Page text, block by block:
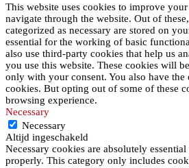
This website uses cookies to improve
navigate through the website. Out of
categorized as necessary are stored on
essential for the working of basic
also use third-party cookies that help us
you use this website. These cookies will
only with your consent. You also have
cookies. But opting out of some of these
browsing experience.
Necessary
Necessary
Altijd ingeschakeld
Necessary cookies are absolutely
properly. This category only includes